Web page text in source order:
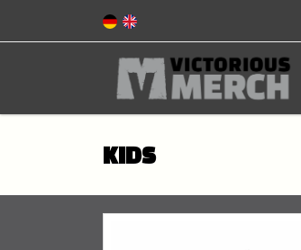
KIDS